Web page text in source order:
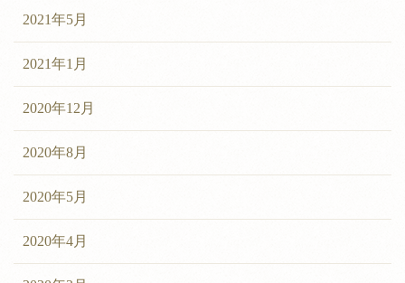
2021年5月
2021年1月
2020年12月
2020年8月
2020年5月
2020年4月